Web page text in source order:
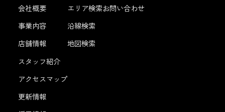
会社概要
事業内容
店舗情報
スタッフ紹介
アクセスマップ
更新情報
エリア検索
沿線検索
地図検索
お問い合わせ